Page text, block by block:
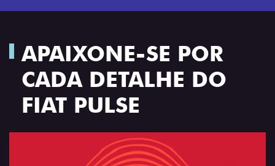
APAIXONE-SE POR
CADA DETALHE DO
FIAT PULSE